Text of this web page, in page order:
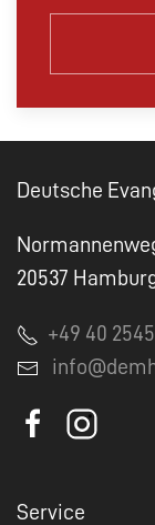
Deutsche
20537
+49 40
Service